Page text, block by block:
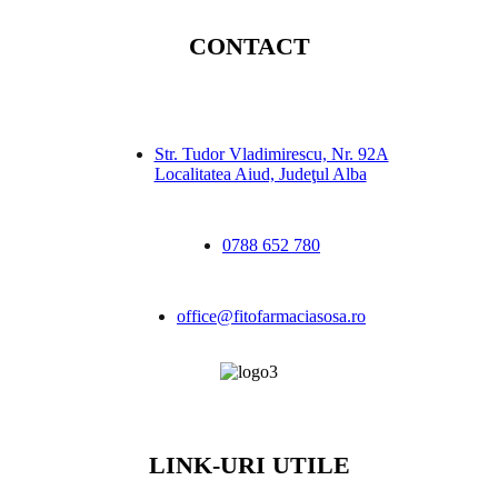
CONTACT
Str. Tudor Vladimirescu, Nr. 92A
Localitatea Aiud, Judeţul Alba
0788 652 780
office@fitofarmaciasosa.ro
LINK-URI UTILE